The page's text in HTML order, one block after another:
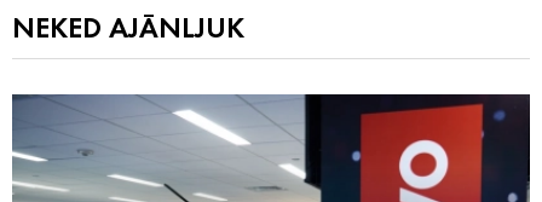
NEKED AJÁNLJUK